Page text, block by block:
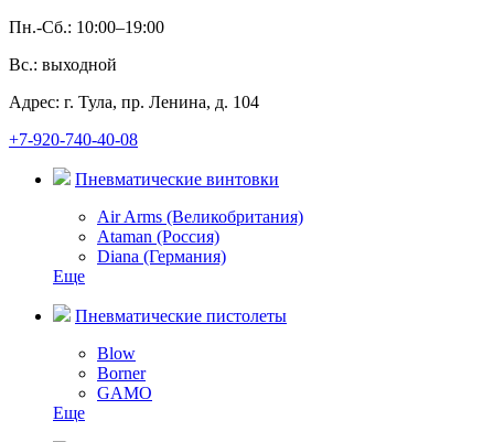
Пн.-Сб.: 10:00–19:00
Вс.: выходной
Адрес: г. Тула, пр. Ленина, д. 104
+7-920-740-40-08
Пневматические винтовки
Air Arms (Великобритания)
Ataman (Россия)
Diana (Германия)
Еще
Пневматические пистолеты
Blow
Borner
GAMO
Еще